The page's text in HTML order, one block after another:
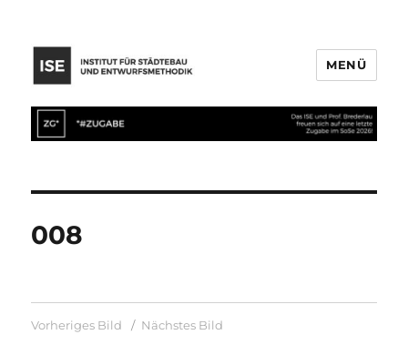
MENÜ
008
Vorheriges Bild Nächstes Bild